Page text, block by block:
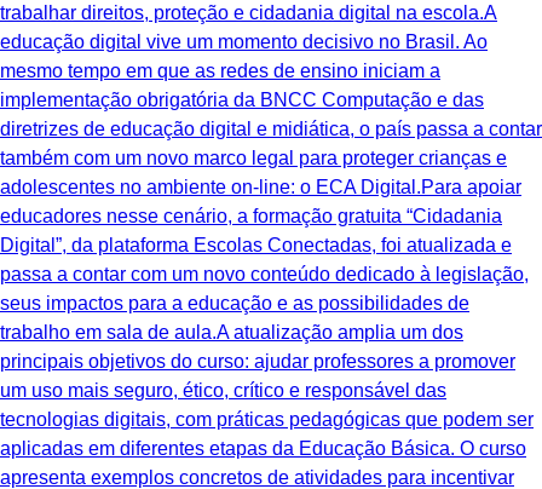
trabalhar direitos, proteção e cidadania digital na escola.A
educação digital vive um momento decisivo no Brasil. Ao
mesmo tempo em que as redes de ensino iniciam a
implementação obrigatória da BNCC Computação e das
diretrizes de educação digital e midiática, o país passa a contar
também com um novo marco legal para proteger crianças e
adolescentes no ambiente on-line: o ECA Digital.Para apoiar
educadores nesse cenário, a formação gratuita “Cidadania
Digital”, da plataforma Escolas Conectadas, foi atualizada e
passa a contar com um novo conteúdo dedicado à legislação,
seus impactos para a educação e as possibilidades de
trabalho em sala de aula.A atualização amplia um dos
principais objetivos do curso: ajudar professores a promover
um uso mais seguro, ético, crítico e responsável das
tecnologias digitais, com práticas pedagógicas que podem ser
aplicadas em diferentes etapas da Educação Básica. O curso
apresenta exemplos concretos de atividades para incentivar